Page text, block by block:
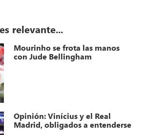
relevante...
Mourinho se frota las manos
con Jude Bellingham
Opinión: Vinícius y el Real
Madrid, obligados a entenderse